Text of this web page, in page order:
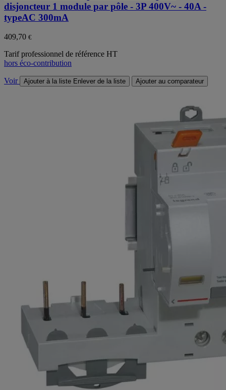
disjoncteur 1 module par pôle - 3P 400V~ - 40A -
typeAC 300mA
409,70 €
Tarif professionnel de référence HT
hors éco-contribution
Voir Ajouter à la liste Enlever de la liste Ajouter au comparateur